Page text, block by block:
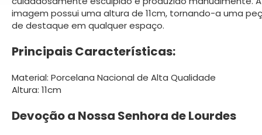
imagem possui uma altura de 11cm, tornando-a uma
de destaque em qualquer espaço.
Principais Características:
Material: Porcelana Nacional de Alta Qualidade
Altura: 11cm
Devoção a Nossa Senhora de Lourdes